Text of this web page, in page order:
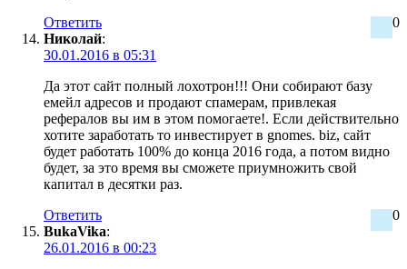
0
Ответить
Николай:
30.01.2016 в 05:31
Да этот сайт полный лохотрон!!! Они собирают базу
емейл адресов и продают спамерам, привлекая
рефералов вы им в этом помогаете!. Если действительно
хотите заработать то инвестирует в gnomes. biz, сайт
будет работать 100% до конца 2016 года, а потом видно
будет, за это время вы сможете приумножить свой
капитал в десятки раз.
0
Ответить
BukaVika:
26.01.2016 в 00:23